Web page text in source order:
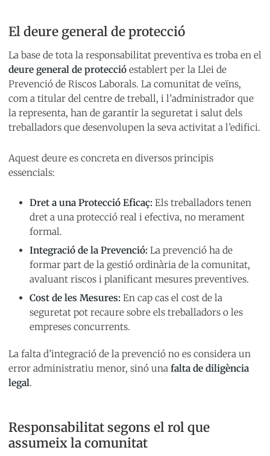
El deure general de protecció
La base de tota la responsabilitat preventiva es troba en el
deure general de protecció establert per la Llei de
Prevenció de Riscos Laborals. La comunitat de veïns,
com a titular del centre de treball, i l’administrador que
la representa, han de garantir la seguretat i salut dels
treballadors que desenvolupen la seva activitat a l’edifici.
Aquest deure es concreta en diversos principis
essencials:
Dret a una Protecció Eficaç: Els treballadors tenen
dret a una protecció real i efectiva, no merament
formal.
Integració de la Prevenció: La prevenció ha de
formar part de la gestió ordinària de la comunitat,
avaluant riscos i planificant mesures preventives.
Cost de les Mesures: En cap cas el cost de la
seguretat pot recaure sobre els treballadors o les
empreses concurrents.
La falta d’integració de la prevenció no es considera un
error administratiu menor, sinó una falta de diligència
legal.
Responsabilitat segons el rol que
assumeix la comunitat